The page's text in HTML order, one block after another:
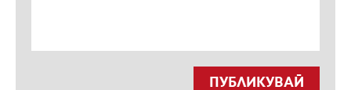
ПУБЛИКУВАЙ